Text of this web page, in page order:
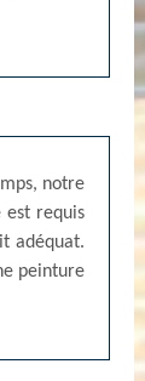
notre
est requis
adéquat.
peinture